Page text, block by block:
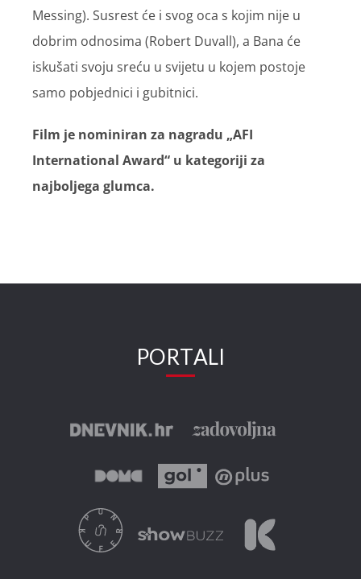
Messing). Susrest će i svog oca s kojim nije u
dobrim odnosima (Robert Duvall), a Bana će
iskušati svoju sreću u svijetu u kojem postoje
samo pobjednici i gubitnici.
Film je nominiran za nagradu „AFI
International Award“ u kategoriji za
najboljega glumca.
PORTALI